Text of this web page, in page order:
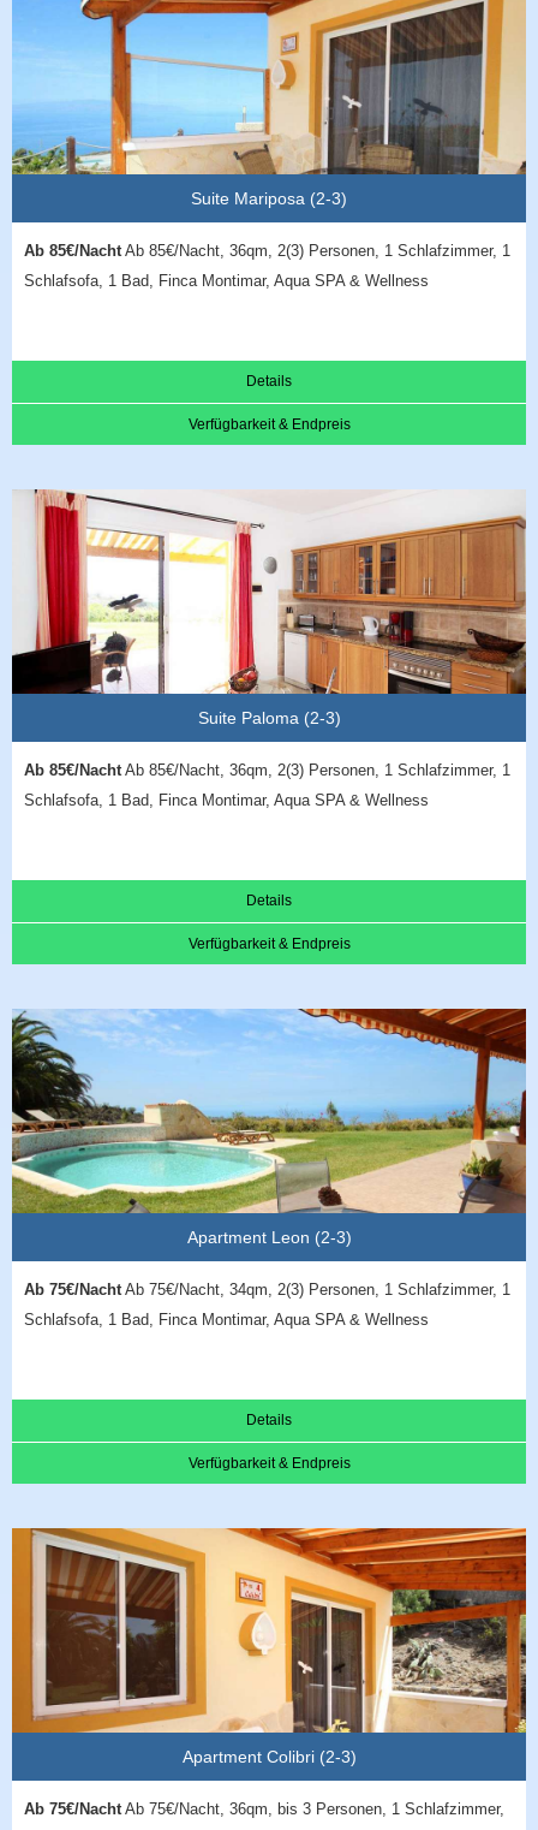
Suite Mariposa (2-3)
Ab 85€/NachtAb 85€/Nacht, 36qm, 2(3) Personen, 1 Schlafzimmer, 1
Schlafsofa, 1 Bad, Finca Montimar, Aqua SPA & Wellness
Details
Verfügbarkeit & Endpreis
Suite Paloma (2-3)
Ab 85€/NachtAb 85€/Nacht, 36qm, 2(3) Personen, 1 Schlafzimmer, 1
Schlafsofa, 1 Bad, Finca Montimar, Aqua SPA & Wellness
Details
Verfügbarkeit & Endpreis
Apartment Leon (2-3)
Ab 75€/NachtAb 75€/Nacht, 34qm, 2(3) Personen, 1 Schlafzimmer, 1
Schlafsofa, 1 Bad, Finca Montimar, Aqua SPA & Wellness
Details
Verfügbarkeit & Endpreis
Apartment Colibri (2-3)
Ab 75€/NachtAb 75€/Nacht, 36qm, bis 3 Personen, 1 Schlafzimmer,